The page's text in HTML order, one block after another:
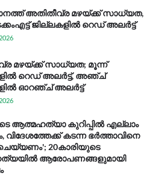
അ​തി​തീ​വ്ര മ​ഴ​യ്ക്ക് സാ​ധ്യ​ത,
ജി​ല്ല​ക​ളി​ൽ റെ​ഡ് അ​ലർ​ട്ട്
മഴയ്ക്ക് സാധ്യത; മൂന്ന്
റെഡ് അലർട്ട്, അഞ്ച്
ഓറഞ്ച് അലർട്ട്
ആത്മഹത്യാ കുറിപ്പിൽ എല്ലാം
വിദേശത്തേക്ക് കടന്ന ഭർത്താവിനെ
20കാരിയുടെ
ആരോപണങ്ങളുമായി